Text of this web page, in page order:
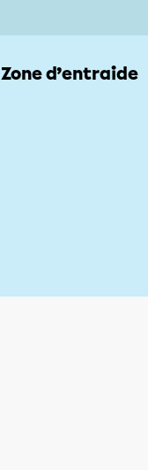
Zone d’entraide